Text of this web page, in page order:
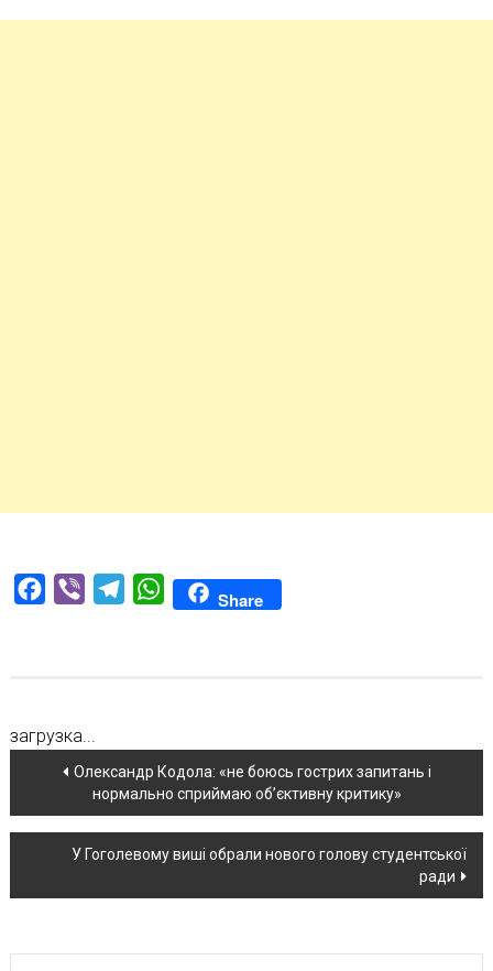
Facebook
Viber TelegramWhatsAppShare
загрузка...
Навігація
по
новині
Олександр Кодола: «не боюсь гострих запитань і
нормально сприймаю об’єктивну критику»
У Гоголевому виші обрали нового голову студентської
ради